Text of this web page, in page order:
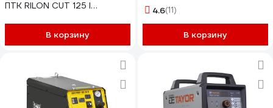
ПТК RILON CUT 125 I
В корзину
00000032820
4.6(11)
В корзину